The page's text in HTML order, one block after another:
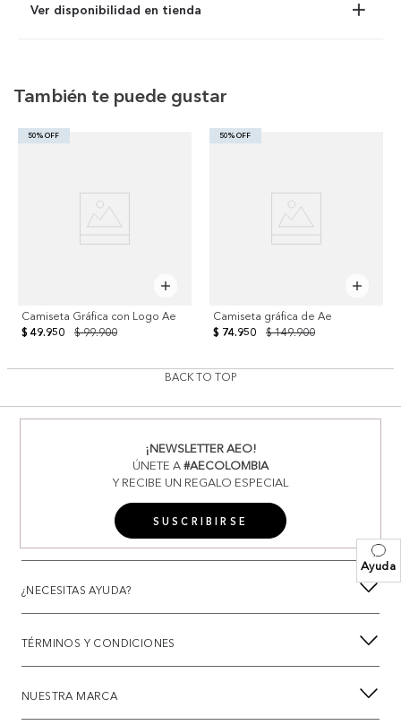
Ayuda
Ver disponibilidad en tienda
También te puede gustar
50% OFF
Camiseta Gráfica con Logo Ae
$ 99.900
$ 49.950
50% OFF
Camiseta gráfica de Ae
$ 149.900
$ 74.950
BACK TO TOP
¡NEWSLETTER AEO!
ÚNETE A#AECOLOMBIA
Y RECIBE UN REGALO ESPECIAL
SUSCRIBIRSE
¿NECESITAS AYUDA?
TÉRMINOS Y CONDICIONES
NUESTRA MARCA